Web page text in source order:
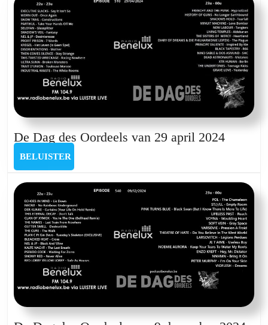
van
8
juli
2024
De Dag des Oordeels van 29 april 2024De
van
29
april
2024
BELUISTER